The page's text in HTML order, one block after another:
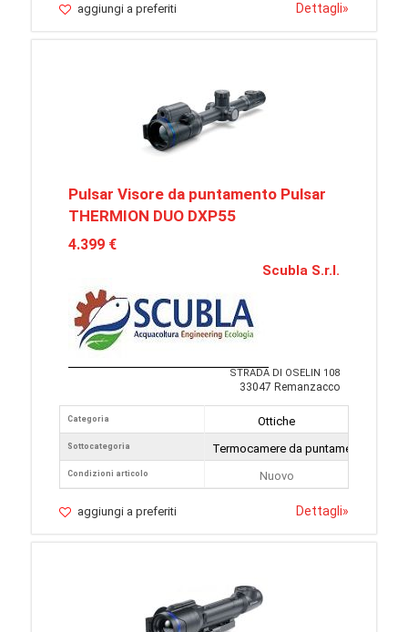
aggiungi a preferiti Dettagli»
Pulsar Visore da puntamento Pulsar
THERMION DUO DXP55
4.399 €
Scubla S.r.l.
STRADA DI OSELIN 108
33047 Remanzacco
Categoria
Sottocategoria
Condizioni articolo
Ottiche
Termocamere da puntamento
Nuovo
aggiungi a preferiti Dettagli»